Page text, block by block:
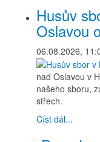
Husův
Oslavou
06.08.2026,
nad Oslavou v
našeho sboru,
střech.
Číst dál...